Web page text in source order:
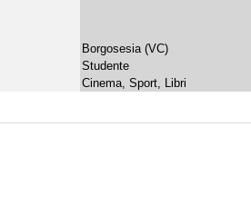
Borgosesia (VC)
Studente
Cinema, Sport, Libri